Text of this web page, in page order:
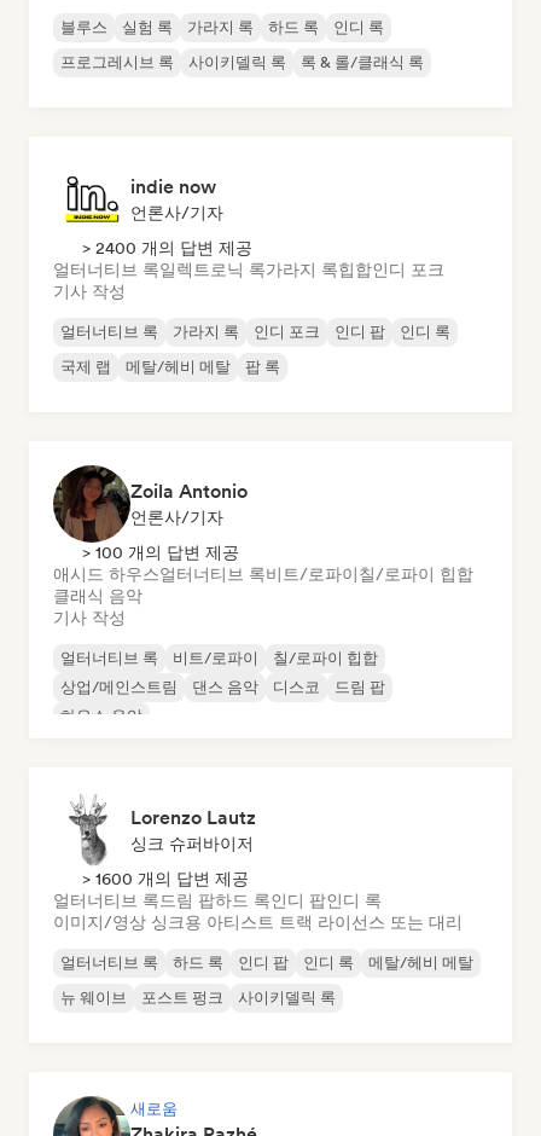
블루스 실험 록 가라지 록 하드 록
인디 록
프로그레시브 록
사이키델릭 록 록 & 롤/클래식 록
indie now
언론사/기자
> 2400 개의 답변 제공
얼터너티브 록일렉트로닉 록가라지 록힙합인디 포크
기사 작성
얼터너티브 록 가라지 록 인디 포크 인디 팝
인디 록
국제 랩
메탈/헤비 메탈 팝 록
Zoila Antonio
언론사/기자
> 100 개의 답변 제공
애시드 하우스얼터너티브 록비트/로파이칠/로파이 힙합
클래식 음악
기사 작성
얼터너티브 록 비트/로파이
칠/로파이 힙합
상업/메인스트림
댄스 음악 디스코
드림 팝
하우스 음악
Lorenzo Lautz
싱크 슈퍼바이저
> 1600 개의 답변 제공
얼터너티브 록드림 팝하드 록인디 팝인디 록
이미지/영상 싱크용 아티스트 트랙 라이선스 또는 대리
얼터너티브 록 하드 록 인디 팝 인디 록
메탈/헤비 메탈
뉴 웨이브
포스트 펑크 사이키델릭 록
새로움